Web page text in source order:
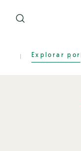
Explorar por